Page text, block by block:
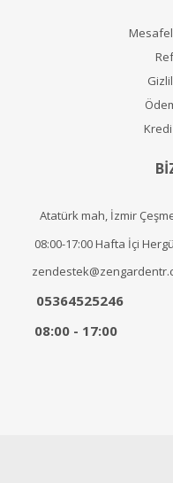
Atatürk mah, İzmir
08:00-17:00 Hafta İçi
05364525246
08:00 - 17:00